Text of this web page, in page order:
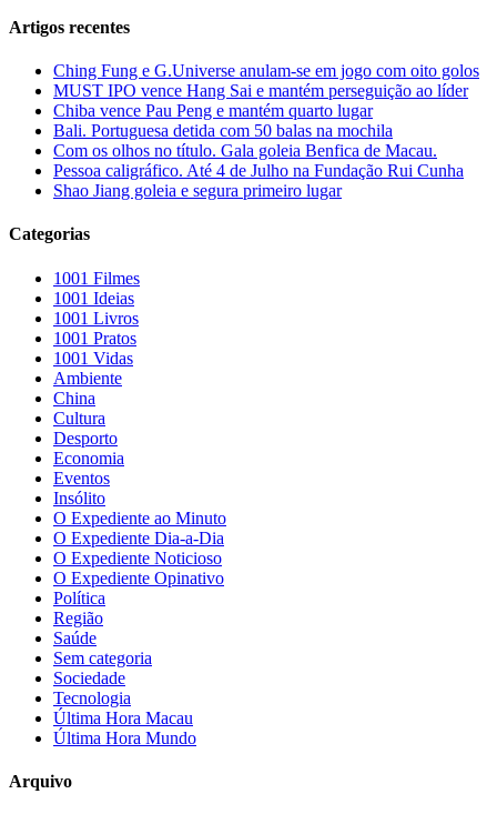
Artigos recentes
Ching Fung e G.Universe anulam-se em jogo com oito golos
MUST IPO vence Hang Sai e mantém perseguição ao líder
Chiba vence Pau Peng e mantém quarto lugar
Bali. Portuguesa detida com 50 balas na mochila
Com os olhos no título. Gala goleia Benfica de Macau.
Pessoa caligráfico. Até 4 de Julho na Fundação Rui Cunha
Shao Jiang goleia e segura primeiro lugar
Categorias
1001 Filmes
1001 Ideias
1001 Livros
1001 Pratos
1001 Vidas
Ambiente
China
Cultura
Desporto
Economia
Eventos
Insólito
O Expediente ao Minuto
O Expediente Dia-a-Dia
O Expediente Noticioso
O Expediente Opinativo
Política
Região
Saúde
Sem categoria
Sociedade
Tecnologia
Última Hora Macau
Última Hora Mundo
Arquivo